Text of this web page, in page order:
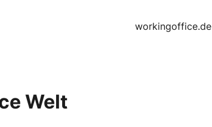
workingoffice.de
Welt